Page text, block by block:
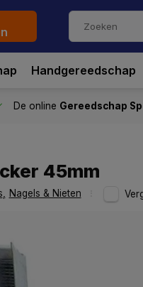
Handgereedschap
De online Gereedschap
45mm
Nagels & Nieten